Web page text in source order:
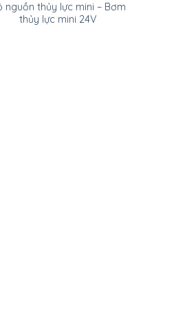
nguồn thủy lực mini – Bơm
thủy lực mini 24V